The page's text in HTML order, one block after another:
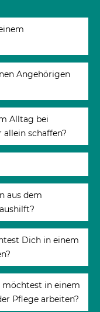
Angehörigen
Alltag bei
schaffen?
aus dem
Dich in einem
in einem
Pflege arbeiten?